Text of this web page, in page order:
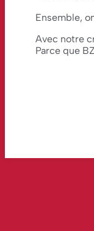
Ensemble,
Avec notre
Parce que